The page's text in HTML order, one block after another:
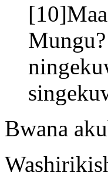
Bwana